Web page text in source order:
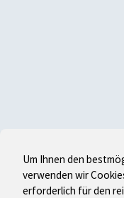
Um Ihnen den
verwenden wir
erforderlich für den